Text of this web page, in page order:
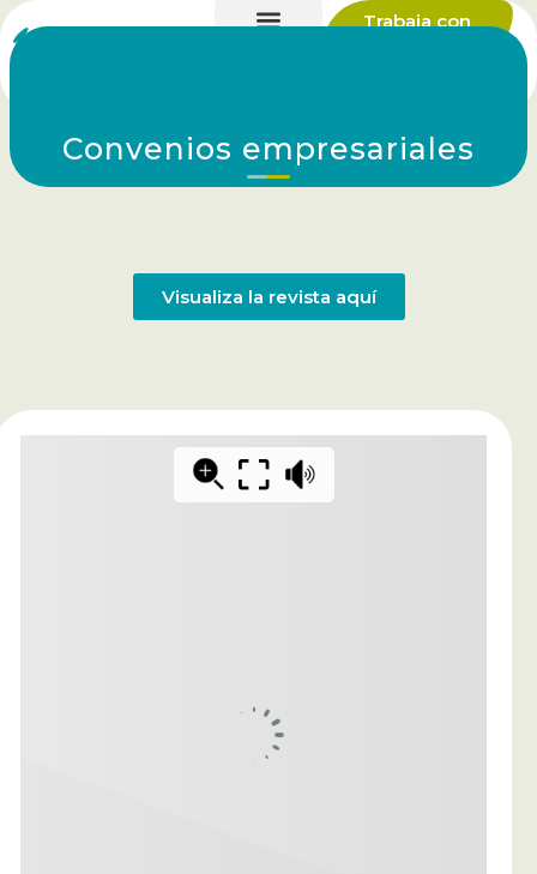
Trabaja con
Convenios empresariales
Visualiza la revista aquí